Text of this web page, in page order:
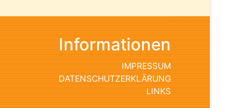
Informationen
IMPRESSUM
DATENSCHUTZERKLÄRUNG
LINKS